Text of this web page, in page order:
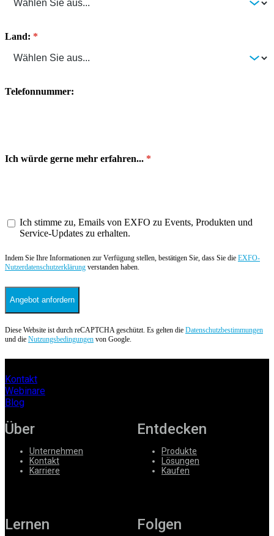
Land:
Telefonnummer:
Ich würde gerne mehr erfahren...
Ich stimme zu, Emails von EXFO zu Events, Produkten und
Service-Updates zu erhalten.
Indem Sie Ihre Informationen zur Verfügung stellen, bestätigen Sie, dass Sie die EXFO-
Nutzerdatenschutzerklärung verstanden haben.
Angebot anfordern
Diese Website ist durch reCAPTCHA geschützt. Es gelten die Datenschutzbestimmungen
und die Nutzungsbedingungen von Google.
Kontakt
Webinare
Blog
Über
Unternehmen
Kontakt
Karriere
Entdecken
Produkte
Lösungen
Kaufen
Lernen Folgen